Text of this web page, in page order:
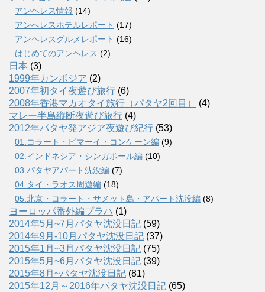
アンヘレス情報 (14)
アンへレスホテルレポート (17)
アンヘレスグルメレポート (16)
はじめてのアンヘレス (2)
日本 (3)
1999年カンボジア (2)
2007年初タイ夜遊び旅行 (6)
2008年香港マカオタイ旅行（パタヤ2回目）
(4)
マレー半島縦断夜遊び旅行 (4)
2012年パタヤ発アジア夜遊び紀行 (53)
01.コラート・ピマーイ・コンケーン編 (9)
02.インドネシア・シンガポール編 (10)
03.パタヤアパート沈没編 (7)
04.タイ・ラオス周遊編 (18)
05.北京・コラート・サメット島・アパート沈没編 (8)
ヨーロッパ番外編プラハ (1)
2014年5月~7月パタヤ沈没日記 (59)
2014年9月-10月パタヤ沈没日記 (37)
2015年1月~3月パタヤ沈没日記 (75)
2015年5月~6月パタヤ沈没日記 (39)
2015年8月~パタヤ沈没日記 (81)
2015年12月～2016年パタヤ沈没日記 (65)